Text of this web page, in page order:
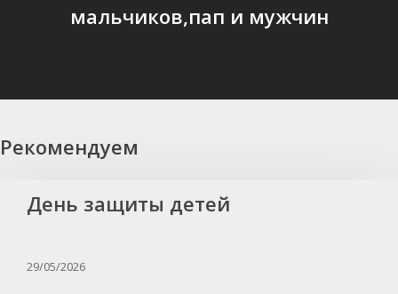
мальчиков,пап и мужчин
Рекомендуем
День защиты детей
29/05/2026